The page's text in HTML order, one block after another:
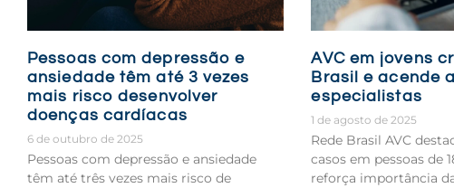
Pessoas com depressão e
ansiedade têm até 3 vezes
mais risco desenvolver
doenças cardíacas
6 de outubro de 2025
Pessoas com depressão e ansiedade
têm até três vezes mais risco de
AVC em jovens
Brasil e acende
especialistas
1 de agosto de 2025
Rede Brasil AVC
casos em pessoas de
reforça importância